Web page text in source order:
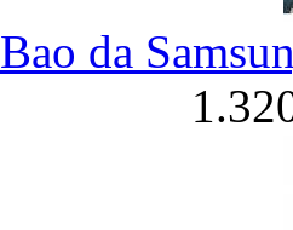
Bao da